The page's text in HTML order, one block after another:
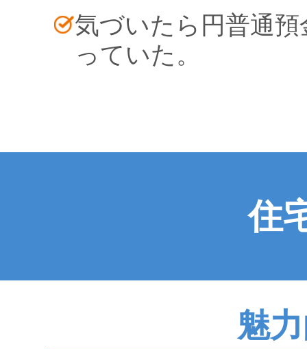
気づいたら円普通
っていた。
住
魅